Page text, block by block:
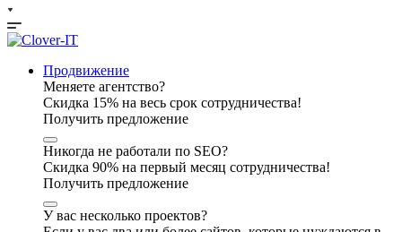
Продвижение
Меняете агентство?
Скидка 15% на весь срок сотрудничества!
Получить предложение
Никогда не работали по SEO?
Скидка 90% на первый месяц сотрудничества!
Получить предложение
У вас несколько проектов?